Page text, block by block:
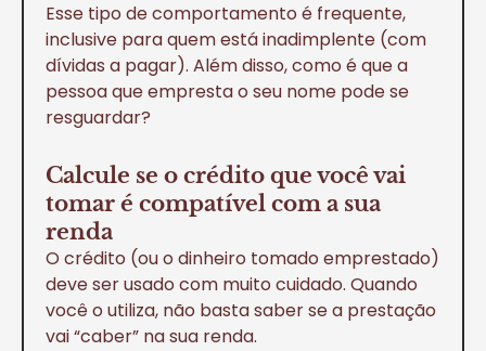
Esse tipo de comportamento é frequente,
inclusive para quem está inadimplente (com
dívidas a pagar). Além disso, como é que a
pessoa que empresta o seu nome pode se
resguardar?
Calcule se o crédito que você vai
tomar é compatível com a sua
renda
O crédito (ou o dinheiro tomado emprestado)
deve ser usado com muito cuidado. Quando
você o utiliza, não basta saber se a prestação
vai “caber” na sua renda.